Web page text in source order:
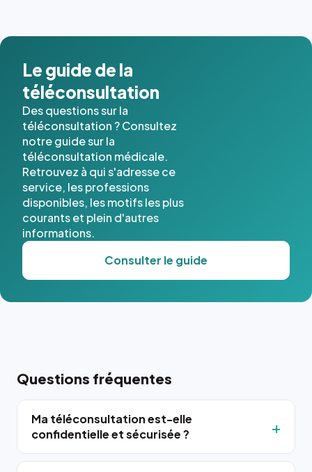
cas. #}
Le guide de la
téléconsultation
Des questions sur la
téléconsultation ? Consultez
notre guide sur la
téléconsultation médicale.
Retrouvez à qui s'adresse ce
service, les professions
disponibles, les motifs les plus
courants et plein d'autres
informations.
Consulter le guide
Questions fréquentes
Ma téléconsultation est-elle
confidentielle et sécurisée ?